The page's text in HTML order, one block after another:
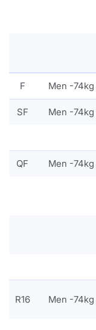
F Men -74kg
SF Men -74kg
QF Men -74kg
R16 Men -74kg